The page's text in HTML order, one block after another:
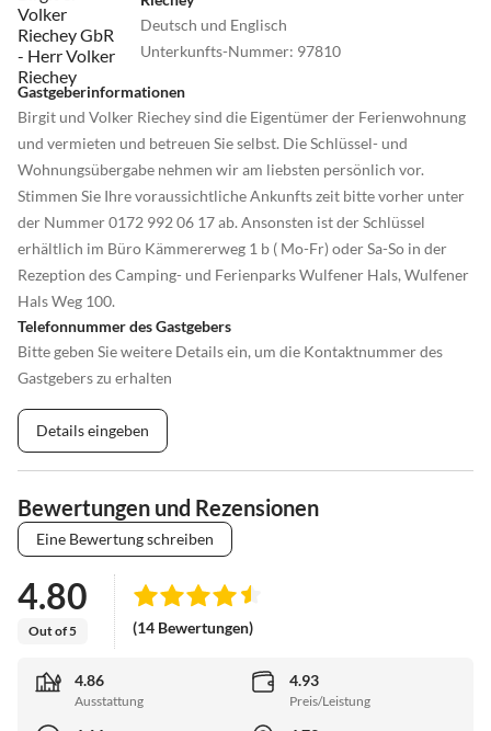
Deutsch und Englisch
Unterkunfts-Nummer: 97810
Gastgeberinformationen
Birgit und Volker Riechey sind die Eigentümer der Ferienwohnung
und vermieten und betreuen Sie selbst. Die Schlüssel- und
Wohnungsübergabe nehmen wir am liebsten persönlich vor.
Stimmen Sie Ihre voraussichtliche Ankunfts zeit bitte vorher unter
der Nummer 0172 992 06 17 ab. Ansonsten ist der Schlüssel
erhältlich im Büro Kämmererweg 1 b ( Mo-Fr) oder Sa-So in der
Rezeption des Camping- und Ferienparks Wulfener Hals, Wulfener
Hals Weg 100.
Telefonnummer des Gastgebers
Bitte geben Sie weitere Details ein, um die Kontaktnummer des
Gastgebers zu erhalten
Details eingeben
Bewertungen und Rezensionen
Eine Bewertung schreiben
4.80
Out of 5 (14 Bewertungen)
4.86
Ausstattung
4.93
Preis/Leistung